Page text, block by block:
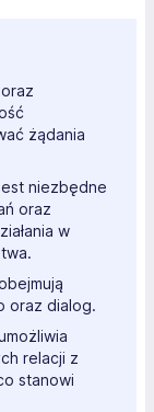
żądania
niezbędne
oraz
w
oraz dialog.
relacji z
stanowi